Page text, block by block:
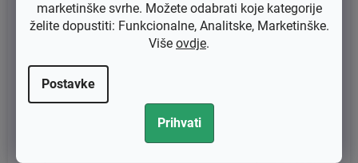
marketinške svrhe. Možete odabrati koje kategorije
želite dopustiti: Funkcionalne, Analitske, Marketinške.
Više ovdje.
Postavke
Prihvati
Klip METEOR za Husqvarna K750, K760 51 mm zamjenjuje origin
al 506372401